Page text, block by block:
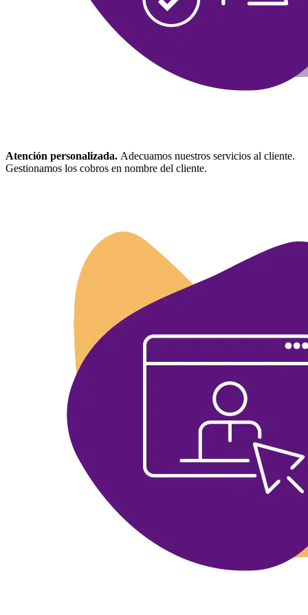
Atención personalizada. Adecuamos nuestros servicios al cliente.
Gestionamos los cobros en nombre del cliente.